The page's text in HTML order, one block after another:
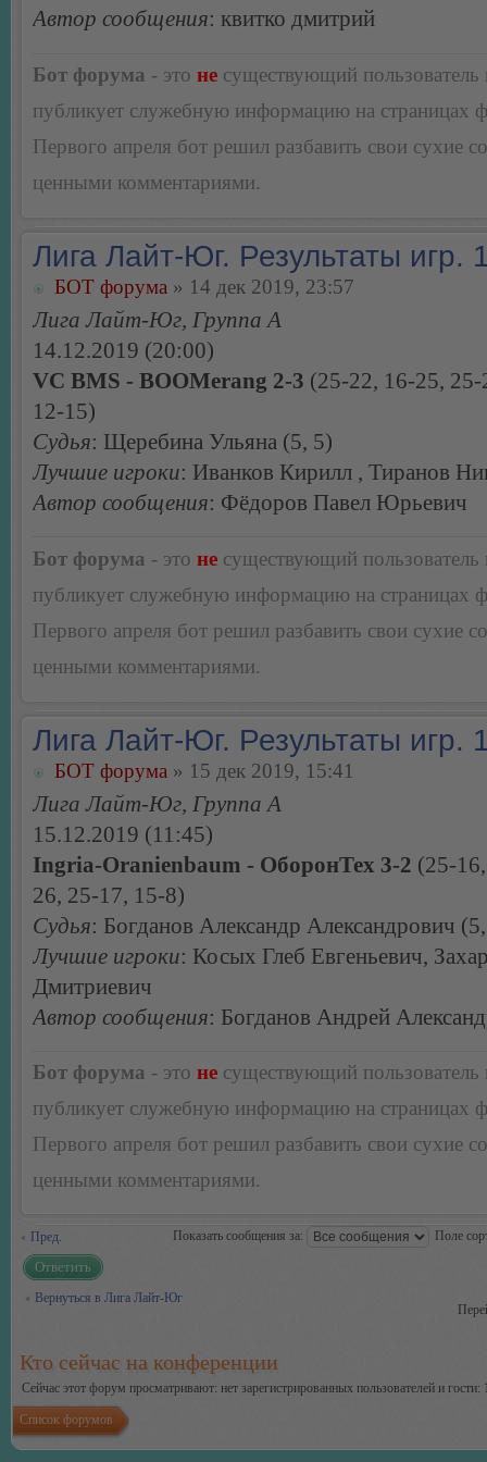
Автор сообщения: квитко дмитрий
Бот форума - это не существующий пользователь
публикует служебную информацию на страницах
Первого апреля бот решил разбавить свои сухие
ценными комментариями.
Лига Лайт-Юг. Результаты игр.
БОТ форума » 14 дек 2019, 23:57
Лига Лайт-Юг, Группа А
14.12.2019 (20:00)
VC BMS - BOOMerang 2-3 (25-22, 16-25,
12-15)
Судья: Щеребина Ульяна (5, 5)
Лучшие игроки: Иванков Кирилл , Тиранов
Автор сообщения: Фёдоров Павел Юрьевич
Бот форума - это не существующий пользователь
публикует служебную информацию на страницах
Первого апреля бот решил разбавить свои сухие
ценными комментариями.
Лига Лайт-Юг. Результаты игр.
БОТ форума » 15 дек 2019, 15:41
Лига Лайт-Юг, Группа А
15.12.2019 (11:45)
Ingria-Oranienbaum - ОборонТех 3-2 (25-
26, 25-17, 15-8)
Судья: Богданов Александр Александрович
Лучшие игроки: Косых Глеб Евгеньевич,
Дмитриевич
Автор сообщения: Богданов Андрей
Бот форума - это не существующий пользователь
публикует служебную информацию на страницах
Первого апреля бот решил разбавить свои сухие
ценными комментариями.
Пред. Показать сообщения за: Поле
Ответить
Вернуться в Лига Лайт-Юг
Кто сейчас на конференции
Сейчас этот форум просматривают: нет зарегистрированных пользователей и гости:
Список форумов